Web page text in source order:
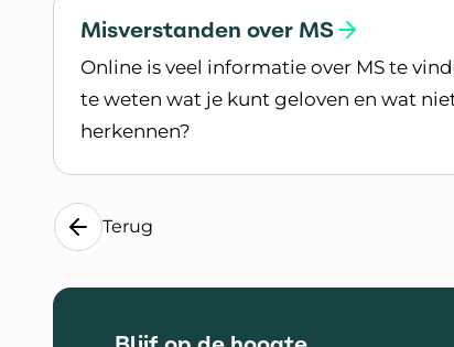
Misverstanden over MS
Online is veel informatie over MS te
te weten wat je kunt geloven en wat
herkennen?
Terug